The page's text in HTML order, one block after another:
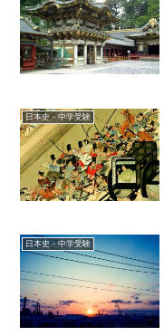
日本史 - 中学受験
日本史 - 中学受験